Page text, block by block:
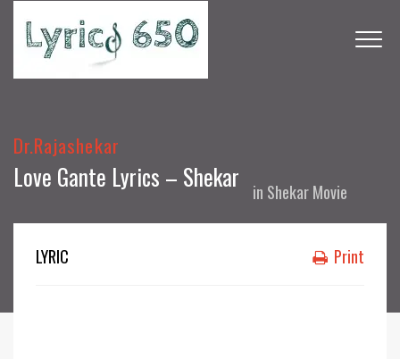
Dr.Rajashekar
Love Gante Lyrics – Shekar in Shekar Movie
LYRIC Print